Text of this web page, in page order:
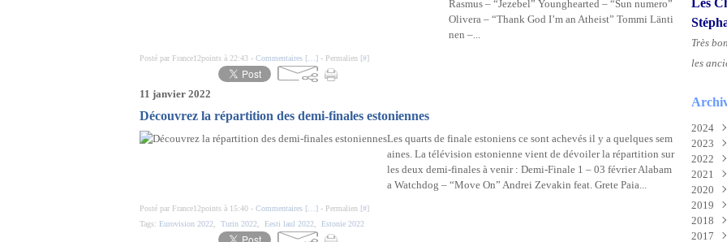
Rasmus – “Jezebel” Younghearted – “Sun numero”
Olivera – “Thank God I’m an Atheist” Tommi Länti
nen –...
Posté par France12points à 22:43 - Commentaires [ ] - Permalien [#]
11 janvier 2022
Découvrez la répartition des demi-finales estoniennes
Les quarts de finale estoniens ce sont achevés il y a quelques sem
aines. La télévision estonienne vient de dévoiler la répartition sur
les deux demi-finales à venir : Demi-Finale 1 – 03 février Alabam
a Watchdog – “Move On” Andrei Zevakin feat. Grete Paia...
Posté par France12points à 15:40 - Commentaires [ ] - Permalien [#]
Tags: Eurovision 2022 Turin 2022 Eesti laul 2022 Estonie 2022
Les
Très
les
2024
Août
Juin
Mai
2023
2022
Mai
Mars
2021
2020
2019
2018
2017